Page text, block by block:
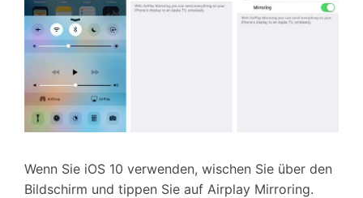
Wenn Sie iOS 10 verwenden, wischen Sie über den
Bildschirm und tippen Sie auf Airplay Mirroring.